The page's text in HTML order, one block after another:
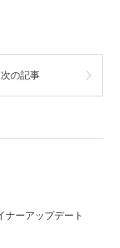
次の記事
ナーアップデート